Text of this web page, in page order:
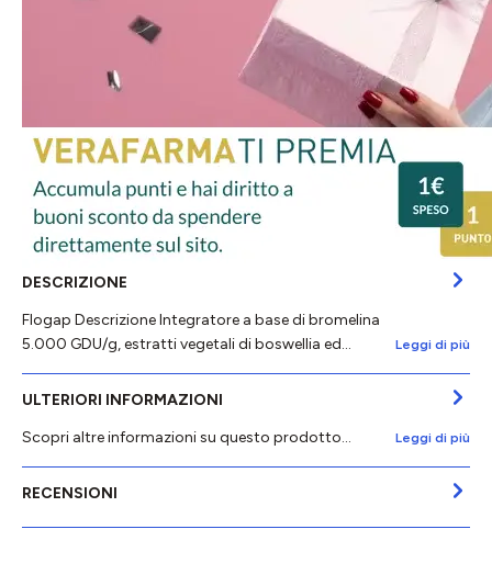
DESCRIZIONE
Flogap Descrizione Integratore a base di bromelina
5.000 GDU/g, estratti vegetali di boswellia ed…
Leggi di più
ULTERIORI INFORMAZIONI
Scopri altre informazioni su questo prodotto...
Leggi di più
RECENSIONI